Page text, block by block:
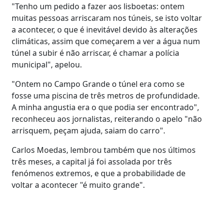
"Tenho um pedido a fazer aos lisboetas: ontem
muitas pessoas arriscaram nos túneis, se isto voltar
a acontecer, o que é inevitável devido às alterações
climáticas, assim que começarem a ver a água num
túnel a subir é não arriscar, é chamar a polícia
municipal", apelou.
"Ontem no Campo Grande o túnel era como se
fosse uma piscina de três metros de profundidade.
A minha angustia era o que podia ser encontrado",
reconheceu aos jornalistas, reiterando o apelo "não
arrisquem, peçam ajuda, saiam do carro".
Carlos Moedas, lembrou também que nos últimos
três meses, a capital já foi assolada por três
fenómenos extremos, e que a probabilidade de
voltar a acontecer "é muito grande".